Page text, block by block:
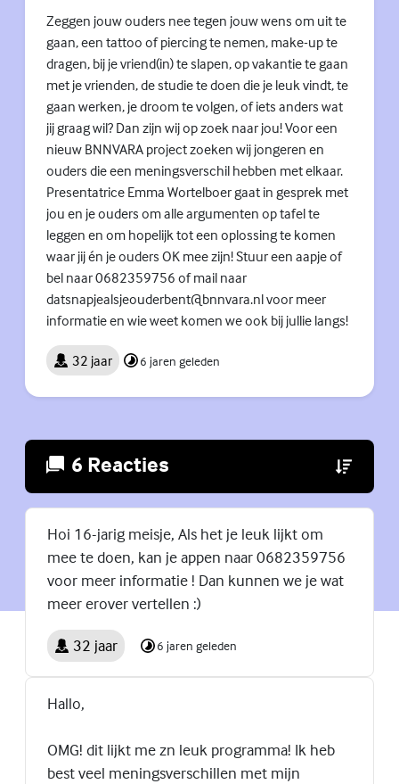
Zeggen jouw ouders nee tegen jouw wens om uit te
gaan, een tattoo of piercing te nemen, make-up te
dragen, bij je vriend(in) te slapen, op vakantie te gaan
met je vrienden, de studie te doen die je leuk vindt, te
gaan werken, je droom te volgen, of iets anders wat
jij graag wil? Dan zijn wij op zoek naar jou! Voor een
nieuw BNNVARA project zoeken wij jongeren en
ouders die een meningsverschil hebben met elkaar.
Presentatrice Emma Wortelboer gaat in gesprek met
jou en je ouders om alle argumenten op tafel te
leggen en om hopelijk tot een oplossing te komen
waar jij én je ouders OK mee zijn! Stuur een aapje of
bel naar 0682359756 of mail naar
datsnapjealsjeouderbent@bnnvara.nl voor meer
informatie en wie weet komen we ook bij jullie langs!
32 jaar 6 jaren geleden
6 Reacties (Externe
Hoi 16-jarig meisje, Als het je leuk lijkt om
mee te doen, kan je appen naar 0682359756
voor meer informatie ! Dan kunnen we je wat
meer erover vertellen :)
32 jaar 6 jaren geleden
Hallo,
OMG! dit lijkt me zn leuk programma! Ik heb
best veel meningsverschillen met mijn